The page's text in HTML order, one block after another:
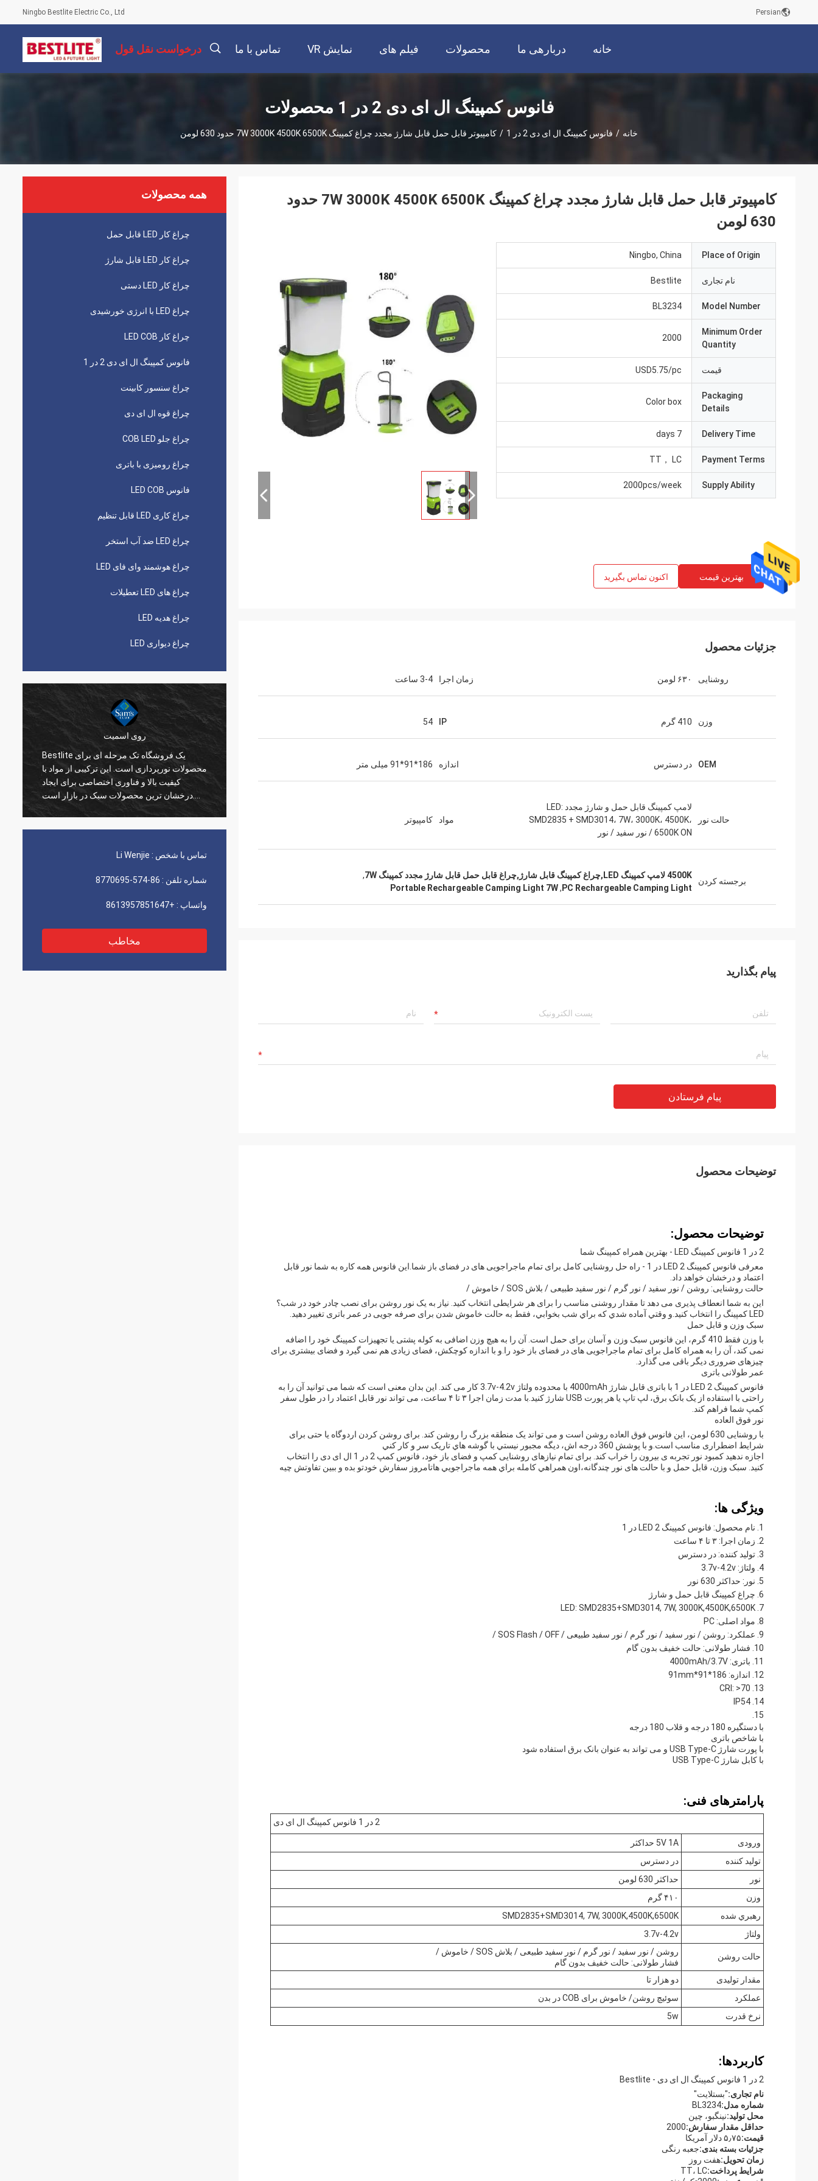
Ningbo Bestlite Electric Co., Ltd Persian
خانه دربارهی ما محصولات فیلم های نمایش VR تماس با ما درخواست نقل قول
فانوس کمپینگ ال ای دی 2 در 1 محصولات
خانه / فانوس کمپینگ ال ای دی 2 در 1 / کامپیوتر قابل حمل قابل شارژ مجدد چراغ کمپینگ 7W 3000K 4500K 6500K حدود 630 لومن
همه محصولات
چراغ کار LED قابل حمل
چراغ کار LED قابل شارژ
چراغ کار LED دستی
چراغ LED با انرژی خورشیدی
چراغ کار LED COB
فانوس کمپینگ ال ای دی 2 در 1
چراغ سنسور کابینت
چراغ قوه ال ای دی
چراغ جلو COB LED
چراغ رومیزی با باتری
فانوس LED COB
چراغ کاری LED قابل تنظیم
چراغ LED ضد آب استخر
چراغ هوشمند وای فای LED
چراغ های LED تعطیلات
چراغ هدیه LED
چراغ دیواری LED
روی اسمیت
Bestlite یک فروشگاه تک مرحله ای برای
محصولات نورپردازی است. این ترکیبی از مواد با
کیفیت بالا و فناوری اختصاصی برای ایجاد
درخشان ترین محصولات سبک در بازار است.
Bestlite تامین کننده شماره یک ما و یک شریک
بوده است و از همه شما بسیار قدردانی می
شود. شما به دلیل حرفه ای بودن، دانش و تمایل
همیشه برای دوستی شما و سالهای بسیار زیادی
تماس با شخص : Li Wenjie
شماره تلفن : 86-574-8770695
واتساپ : +8613957851647
مخاطب
کامپیوتر قابل حمل قابل شارژ مجدد چراغ کمپینگ 7W 3000K 4500K 6500K حدود
630 لومن
Place of Origin
Ningbo, China
نام تجاری Bestlite
Model Number
BL3234
Minimum Order
Quantity
2000
قیمت USD5.75/pc
Packaging
Details
Color box
Delivery Time
7 days
Payment Terms
TT， LC
Supply Ability
2000pcs/week
بهترین قیمت اکنون تماس بگیرید
جزئیات محصول
روشنایی ۶۳۰ لومن زمان اجرا 3-4 ساعت
وزن 410 گرم IP
54
OEM در دسترس اندازه 186*91*91 میلی متر
حالت نور
لامپ کمپینگ قابل حمل و شارژ مجدد LED:
SMD2835 + SMD3014، 7W، 3000K، 4500K،
6500K ON / نور سفید / نور
مواد کامپیوتر
برجسته کردن
4500K لامپ کمپینگ LED,چراغ کمپینگ قابل شارژ,چراغ قابل حمل قابل شارژ مجدد کمپینگ 7W
,
PC Rechargeable Camping Light
,
Portable Rechargeable Camping Light 7W
پیام بگذارید
پیام فرستادن
توضیحات محصول
توضیحات محصول:
2 در 1 فانوس کمپینگ LED - بهترین همراه کمپینگ شما
معرفی فانوس کمپینگ LED 2 در 1 - راه حل روشنایی کامل برای تمام ماجراجویی های در فضای باز شما.اين فانوس همه کاره به شما نور قابل
اعتماد و درخشان خواهد داد.
حالت روشنایی: روشن / نور سفید / نور گرم / نور سفید طبیعی / بلاش SOS / خاموش /
این به شما انعطاف پذیری می دهد تا مقدار روشنی مناسب را برای هر شرایطی انتخاب کنید. نیاز به یک نور روشن برای نصب چادر خود در شب؟
LED کمپینگ را انتخاب کنید.و وقتي آماده شدي که براي شب بخوابي، فقط به حالت خاموش شدن برای صرفه جویی در عمر باتری تغییر دهید.
سبک وزن و قابل حمل
با وزن فقط 410 گرم، این فانوس سبک وزن و آسان برای حمل است. آن را به هیچ وزن اضافی به کوله پشتی یا تجهیزات کمپینگ خود را اضافه
نمی کند، آن را به همراه کامل برای تمام ماجراجویی های در فضای باز خود را.و با اندازه کوچکش، فضای زیادی هم نمی گیرد و فضای بیشتری برای
چیزهای ضروری دیگر باقی می گذارد.
عمر طولانی باتری
فانوس کمپینگ LED 2 در 1 با باتری قابل شارژ 4000mAh با محدوده ولتاژ 3.7v-4.2v کار می کند. این بدان معنی است که شما می توانید آن را به
راحتی با استفاده از یک بانک برق، لپ تاپ یا هر پورت USB شارژ کنید.با مدت زمان اجرا ۳ تا ۴ ساعت، می تواند نور قابل اعتماد را در طول سفر
کمپ شما فراهم کند.
نور فوق العاده
با روشنایی 630 لومن، این فانوس فوق العاده روشن است و می تواند یک منطقه بزرگ را روشن کند. برای روشن کردن اردوگاه یا حتی برای
شرایط اضطراری مناسب است.و با پوشش 360 درجه اش، ديگه مجبور نيستي با گوشه هاي تاريک سر و کار کني
اجازه ندهید کمبود نور تجربه ی بیرون را خراب کند. برای تمام نیازهای روشنایی کمپ و فضای باز خود، فانوس کمپ 2 در 1 ال ای دی را انتخاب
کنید. سبک وزن، قابل حمل و با حالت های نور چندگانه،اون همراهي کامله براي همه ماجراجويي هاتامروز سفارش خودتو بده و ببين تفاوتش چيه
ویژگی ها:
نام محصول: فانوس کمپینگ LED 2 در 1
زمان اجرا: ۳ تا ۴ ساعت
تولید کننده: در دسترس
ولتاژ: 3.7v-4.2v
نور: حداکثر 630 نور
چراغ کمپینگ قابل حمل و شارژ
LED: SMD2835+SMD3014, 7W, 3000K,4500K,6500K
مواد اصلی: PC
عملکرد: روشن / نور سفید / نور گرم / نور سفید طبیعی / SOS Flash / OFF /
فشار طولانی: حالت خفیف بدون گام
باتری: 4000mAh/3.7V
اندازه: 186*91*91mm
CRI: >70
IP54
با دستگیره 180 درجه و قلاب 180 درجه
با شاخص باتری
با پورت شارژ USB Type-C و می تواند به عنوان بانک برق استفاده شود
با کابل شارژ USB Type-C
پارامترهای فنی:
2 در 1 فانوس کمپینگ ال ای دی
ورودی
5V 1A حداکثر
تولید کننده
در دسترس
نور
حداکثر 630 لومن
وزن
۴۱۰ گرم
رهبري شده
SMD2835+SMD3014, 7W, 3000K,4500K,6500K
ولتاژ
3.7v-4.2v
حالت روشن
روشن / نور سفید / نور گرم / نور سفید طبیعی / بلاش SOS / خاموش /
فشار طولانی: حالت خفیف بدون گام
مقدار تولیدی
دو هزار تا
عملکرد
سوئیچ روشن/ خاموش برای COB در بدن
نرخ قدرت
5w
کاربردها:
2 در 1 فانوس کمپینگ ال ای دی - Bestlite
نام تجاری:"بستلايت"
شماره مدل:BL3234
محل تولید:نینگبو، چین
حداقل مقدار سفارش:2000
قیمت:۵٫۷۵ دلار آمریکا
جزئیات بسته بندی:جعبه رنگی
زمان تحویل:هفت روز
شرایط پرداخت:TT، LC